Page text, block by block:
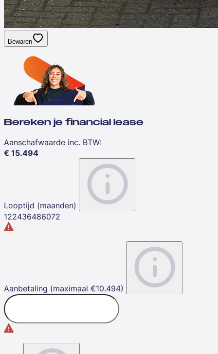
Bewaren
Bereken je financial lease
Aanschafwaarde inc. BTW:
€ 15.494
Looptijd (maanden)
122436486072
Aanbetaling (maximaal €10.494)